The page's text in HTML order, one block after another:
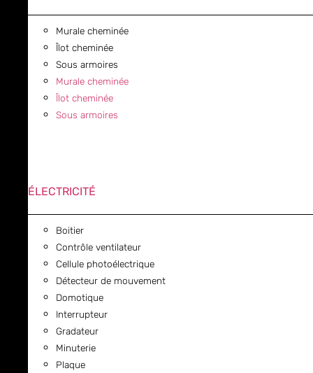
Murale cheminée
Îlot cheminée
Sous armoires
Murale cheminée
Îlot cheminée
Sous armoires
ÉLECTRICITÉ
Boitier
Contrôle ventilateur
Cellule photoélectrique
Détecteur de mouvement
Domotique
Interrupteur
Gradateur
Minuterie
Plaque